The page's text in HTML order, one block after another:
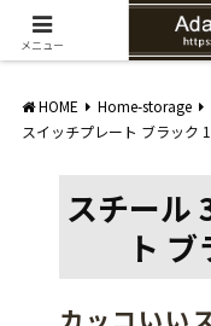
愛知県みよし市の工務店。
HOME Home-storage
スイッチプレート ブラック
スチール
ト
メニュー